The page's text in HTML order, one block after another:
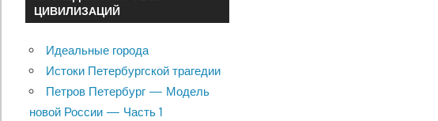
ЦИВИЛИЗАЦИЙ
Идеальные города
Истоки Петербургской трагедии
Петров Петербург — Модель
новой России — Часть 1